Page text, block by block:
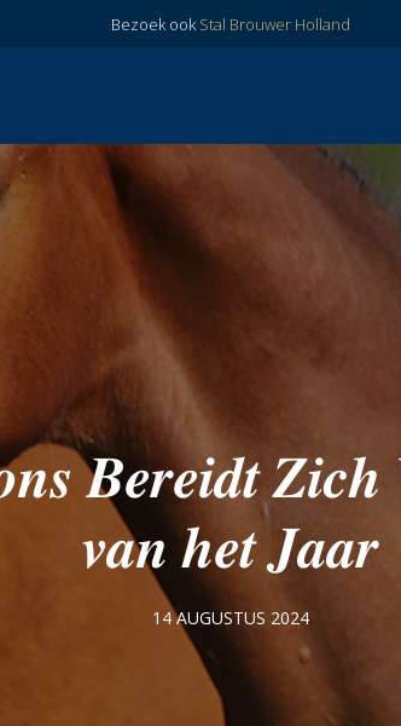
Bezoek ookStal Brouwer Holland
𝑩𝒆𝒓𝒆𝒊𝒅𝒕
𝒗𝒂𝒏 𝒉𝒆𝒕 𝑱𝒂𝒂𝒓
14 AUGUSTUS 2024